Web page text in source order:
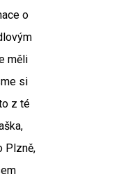
o
měli
si
z té
Plzně,